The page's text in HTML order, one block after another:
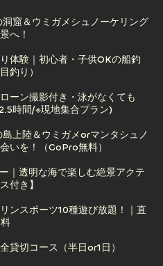
島上陸＋サンゴ礁シュノーケリン
洞窟＆ウミガメシュノーケリング
へ！
窟＆ウミガメシュノーケリング
体験｜初心者・子供OKの船釣
釣り）
体験｜初心者・子供OKの船釣
ーン撮影付き・泳がなくても
時間/※現地集合プラン)
ーン撮影付き・泳がなくても
島上陸＆ウミガメorマンタシュノ
いを！（GoPro無料）
上陸＆ウミガメorマンタシュノ
｜透明な海で楽しむ絶景アクテ
付き】
｜透明な海で楽しむ絶景アクテ
ンスポーツ10種遊び放題！｜直
貸切コース（半日or1日）